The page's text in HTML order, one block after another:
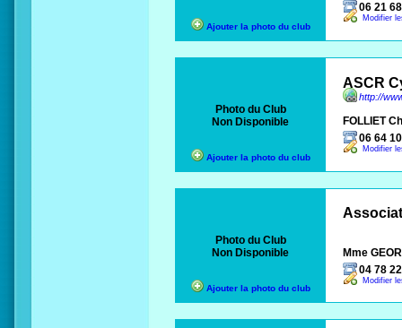
Ajouter la photo du club
06 21
Modifier
Photo du Club
Non Disponible
Ajouter la photo du club
ASCR
http://
FOLLIET
06 64
Modifier
Photo du Club
Non Disponible
Ajouter la photo du club
Mme
04 78
Modifier